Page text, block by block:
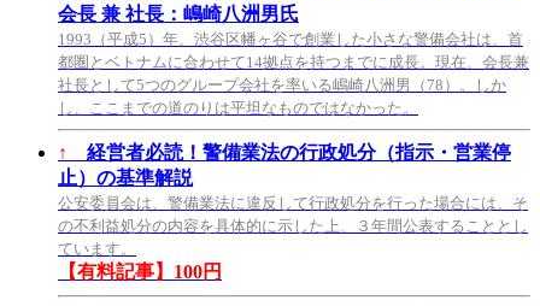
会長 兼 社長：嶋崎八洲男氏
1993（平成5）年、渋谷区幡ヶ谷で創業した小さな警備会社は、首
都圏とベトナムに合わせて14拠点を持つまでに成長。現在、会長兼
社長として5つのグループ会社を率いる嶋崎八洲男（78）。しか
し、ここまでの道のりは平坦なものではなかった。
↑
経営者必読！警備業法の行政処分（指示・営業停
止）の基準解説
公安委員会は、警備業法に違反して行政処分を行った場合には、そ
の不利益処分の内容を具体的に示した上、３年間公表することとし
ています。
【有料記事】100円